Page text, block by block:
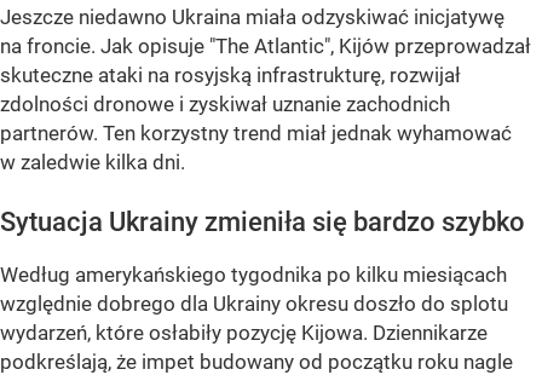
Jeszcze niedawno Ukraina miała odzyskiwać inicjatywę
na froncie. Jak opisuje "The Atlantic", Kijów przeprowadzał
skuteczne ataki na rosyjską infrastrukturę, rozwijał
zdolności dronowe i zyskiwał uznanie zachodnich
partnerów. Ten korzystny trend miał jednak wyhamować
w zaledwie kilka dni.
Sytuacja Ukrainy zmieniła się bardzo szybko
Według amerykańskiego tygodnika po kilku miesiącach
względnie dobrego dla Ukrainy okresu doszło do splotu
wydarzeń, które osłabiły pozycję Kijowa. Dziennikarze
podkreślają, że impet budowany od początku roku nagle